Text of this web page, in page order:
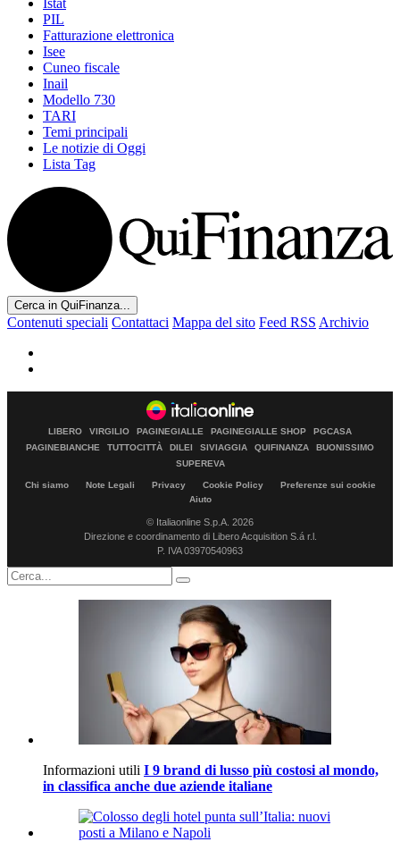
PIL
Fatturazione elettronica
Isee
Cuneo fiscale
Inail
Modello 730
TARI
Temi principali
Le notizie di Oggi
Lista Tag
Cerca in QuiFinanza...
Contenuti speciali Contattaci Mappa del sito Feed RSS Archivio
LIBERO VIRGILIO PAGINEGIALLE PAGINEGIALLE SHOP
PGCASA
PAGINEBIANCHE
TUTTOCITTÀ DILEI SIVIAGGIA QUIFINANZA
BUONISSIMO
SUPEREVA
Chi siamo Note Legali Privacy Cookie Policy
Preferenze sui cookie
Aiuto
© Italiaonline S.p.A. 2026
Direzione e coordinamento di Libero Acquisition S.á r.l.
P. IVA 03970540963
Informazioni utili I 9 brand di lusso più costosi al mondo,
in classifica anche due aziende italiane